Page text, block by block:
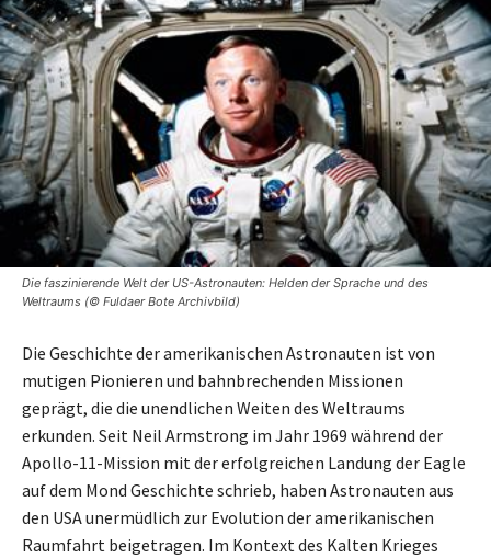
Die faszinierende Welt der US-Astronauten: Helden der Sprache und des
Weltraums (© Fuldaer Bote Archivbild)
Die Geschichte der amerikanischen Astronauten ist von
mutigen Pionieren und bahnbrechenden Missionen
geprägt, die die unendlichen Weiten des Weltraums
erkunden. Seit Neil Armstrong im Jahr 1969 während der
Apollo-11-Mission mit der erfolgreichen Landung der Eagle
auf dem Mond Geschichte schrieb, haben Astronauten aus
den USA unermüdlich zur Evolution der amerikanischen
Raumfahrt beigetragen. Im Kontext des Kalten Krieges